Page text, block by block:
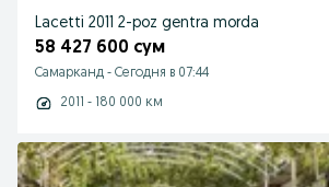
Lacetti 2011 2-poz gentra morda
58 427 600 сум
Самарканд - Сегодня в 07:44
2011 - 180 000 км